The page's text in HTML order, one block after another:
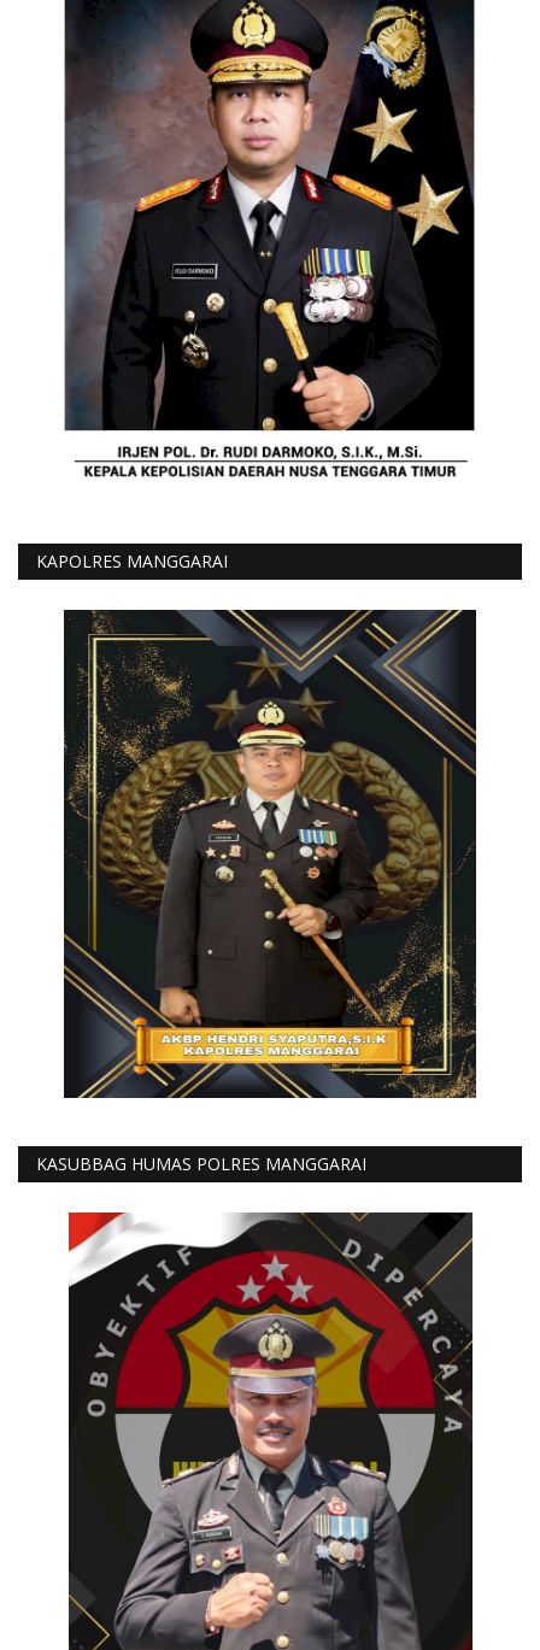
KAPOLRES MANGGARAI
KASUBBAG HUMAS POLRES MANGGARAI